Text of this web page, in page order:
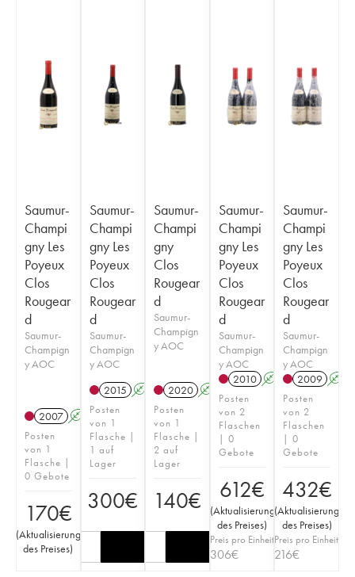
Saumur-
Champi
gny Les
Poyeux
Clos
Rougear
d
Saumur-
Champign
y AOC
2007 A
Posten
von 1
Flasche |
0 Gebote
170€
(Aktualisierung
des Preises)
Saumur-
Champi
gny Les
Poyeux
Clos
Rougear
d
Saumur-
Champign
y AOC
2015 A
Posten
von 1
Flasche |
1 auf
Lager
300€
Saumur-
Champi
gny
Clos
Rougear
d
Saumur-
Champign
y AOC
2020 A
Posten
von 1
Flasche |
2 auf
Lager
140€
Saumur-
Champi
gny Les
Poyeux
Clos
Rougear
d
Saumur-
Champign
y AOC
2010 A
Posten
von 2
Flaschen
| 0
Gebote
612€
(Aktualisierung
des Preises)
Preis pro Einheit
306€
Saumur-
Champi
gny Les
Poyeux
Clos
Rougear
d
Saumur-
Champign
y AOC
2009 A
Posten
von 2
Flaschen
| 0
Gebote
432€
(Aktualisierung
des Preises)
Preis pro Einheit
216€